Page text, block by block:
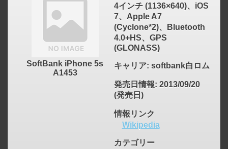
SoftBank iPhone 5s
A1453
4インチ (1136×640)、iOS
7、Apple A7
(Cyclone*2)、Bluetooth
4.0+HS、GPS
(GLONASS)
キャリア: softbank白ロム
発売日情報: 2013/09/20
(発売日)
情報リンク
Wikipedia
カテゴリー